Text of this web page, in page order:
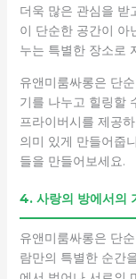
더욱 많은 관심을 받
이 단순한 공간이 아
누는 특별한 장소로
유앤미룸싸롱은 단
기를 나누고 힐링할
프라이버시를 제공
의미 있게 만들어줍
들을 만들어보세요.
4. 사랑의 방에서의
유앤미룸싸롱은 단
람만의 특별한 순간